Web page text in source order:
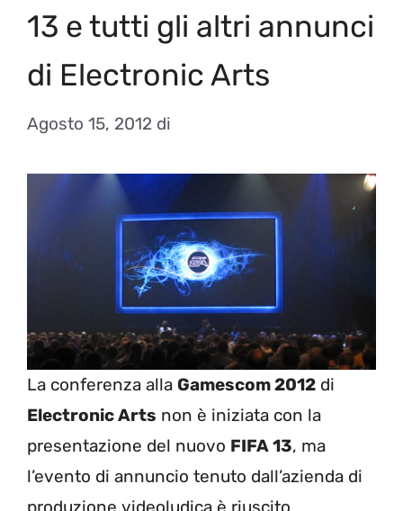
13 e tutti gli altri annunci
di Electronic Arts
Agosto 15, 2012 di
La conferenza alla Gamescom 2012 di
Electronic Arts non è iniziata con la
presentazione del nuovo FIFA 13, ma
l’evento di annuncio tenuto dall’azienda di